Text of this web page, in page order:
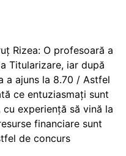
Rizea: O profesoară a
Titularizare, iar după
a ajuns la 8.70 / Astfel
ce entuziasmați sunt
experiență să vină la
financiare sunt
de concurs